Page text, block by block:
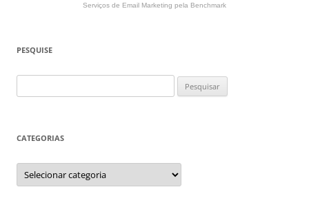
Serviços de Email Marketing pela Benchmark
PESQUISE
por:
CATEGORIAS
Categorias